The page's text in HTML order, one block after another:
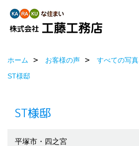
ホーム お客様の声 すべての写真
ST様邸
ST様邸
平塚市・四之宮